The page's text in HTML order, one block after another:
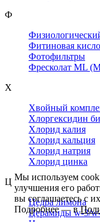
Ф
Фитиновая
Фотофильтры
Фресколат ML
Х
Хвойный
Хлоргексидин
Хлорид калия
Хлорид кальция
Хлорид натрия
Хлорид цинка
Ц
Цедра лимона
Церамиды w-3/
Мы используем
улучшения его
вы соглашаетесь с
Подробнее — в